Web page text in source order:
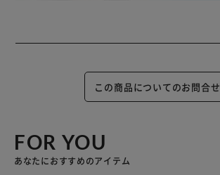
この商品についてのお問合せ
FOR YOU
あなたにおすすめのアイテム